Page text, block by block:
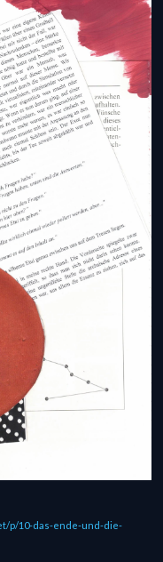
p/10-das-ende-und-die-